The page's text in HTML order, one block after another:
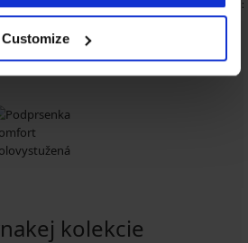
Customize
kód:
Zobraziť
kolekcie